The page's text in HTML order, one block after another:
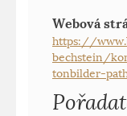
Webová
https://
bechstein/
tonbilder-